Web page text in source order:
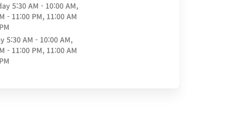
5:30 AM - 10:00 AM,
- 11:00 PM, 11:00 AM
5:30 AM - 10:00 AM,
- 11:00 PM, 11:00 AM